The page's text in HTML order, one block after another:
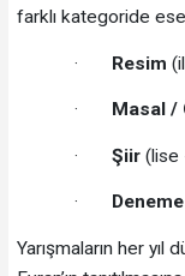
farklı kategoride
· Resim
· Masal /
· Şiir(lise
· Deneme
Yarışmaların her yıl